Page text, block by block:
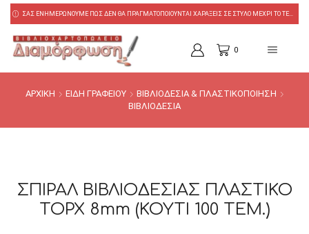
ΣΑΣ ΕΝΗΜΕΡΩΝΟΥΜΕ ΠΩΣ ΔΕΝ ΘΑ ΠΡΑΓΜΑΤΟΠΟΙΟΥΝΤΑΙ ΧΑΡΑΞΕΙΣ ΣΕ ΣΤΥΛΟ ΜΕΧΡΙ ΤΟ ΤΕΛΟΣ ΑΥΓΟΥΣΤΟΥ!
0
ΑΡΧΙΚΗ ΕΙΔΗ ΓΡΑΦΕΙΟΥ
ΒΙΒΛΙΟΔΕΣΙΑ & ΠΛΑΣΤΙΚΟΠΟΙΗΣΗ
ΒΙΒΛΙΟΔΕΣΙΑ
ΣΠΙΡΑΛ ΒΙΒΛΙΟΔΕΣΙΑΣ ΠΛΑΣΤΙΚΟ
TOPX 8mm (ΚΟΥΤΙ 100 ΤΕΜ.)